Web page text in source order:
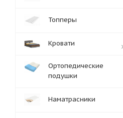
Топперы
Кровати
Ортопедические
подушки
Наматрасники